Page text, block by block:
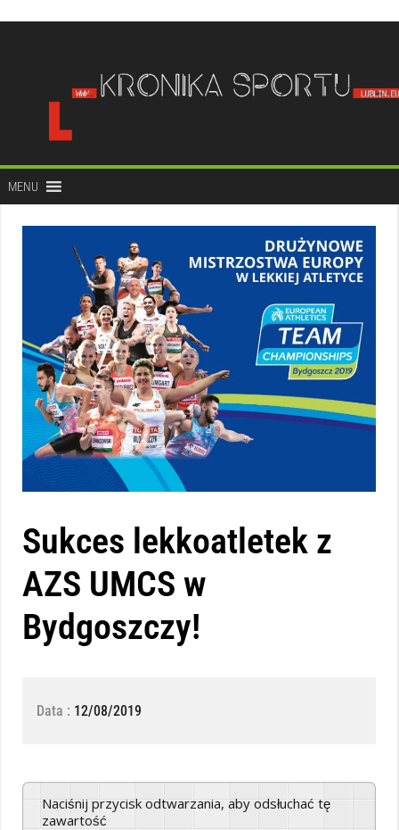
treści
MENU
Sukces lekkoatletek z
AZS UMCS w
Bydgoszczy!
Data : 12/08/2019
Naciśnij przycisk odtwarzania, aby odsłuchać tę
zawartość